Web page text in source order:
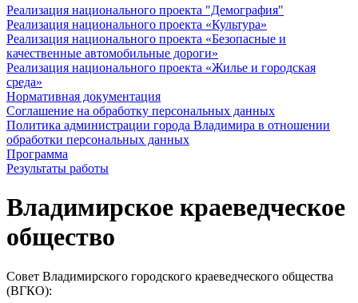
Реализация национального проекта "Демография"
Реализация национального проекта «Культура»
Реализация национального проекта «Безопасные и
качественные автомобильные дороги»
Реализация национального проекта «Жилье и городская
среда»
Нормативная документация
Соглашение на обработку персональных данных
Политика администрации города Владимира в отношении
обработки персональных данных
Программа
Результаты работы
Владимирское краеведческое
общество
Совет Владимирского городского краеведческого общества
(ВГКО):